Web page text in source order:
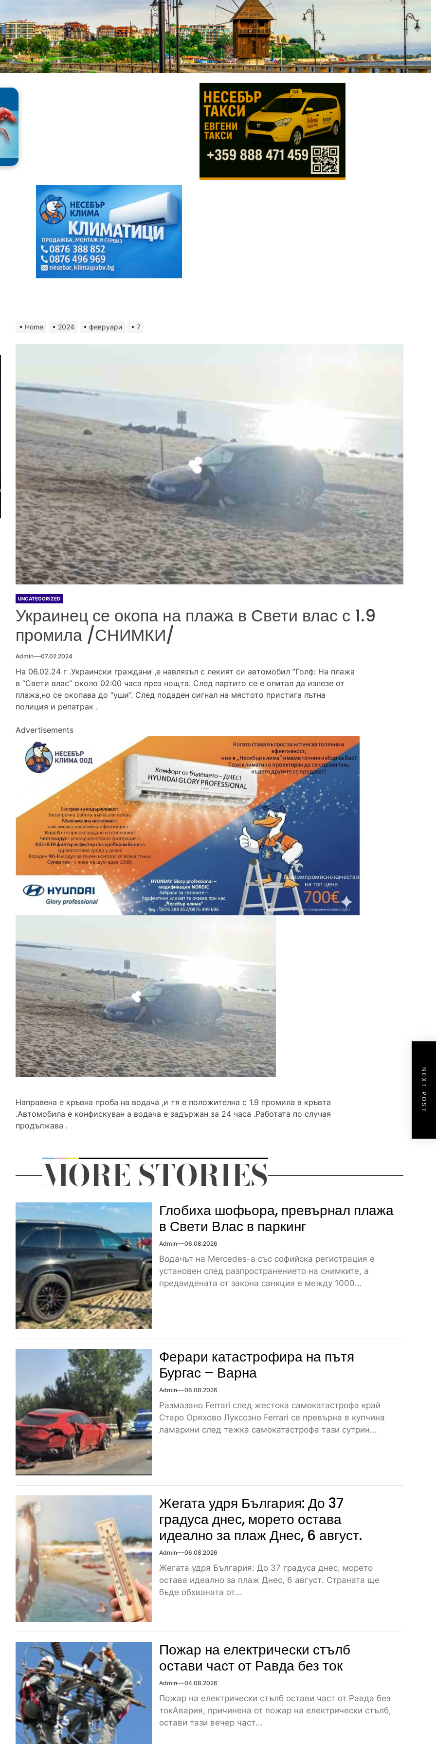
Home 2024 февруари 7
UNCATEGORIZED
Украинец се окопа на плажа в Свети влас с 1.9
промила /СНИМКИ/
Admin 07.02.2024
На 06.02.24 г .Украински граждани ,е навлязъл с лекият си автомобил “Голф: На плажа
в “Свети влас” около 02:00 часа през нощта. След партито се е опитал да излезе от
плажа,но се окопава до “уши”. След подаден сигнал на мястото пристига пътна
полиция и репатрак .
Advertisements
Направена е кръвна проба на водача ,и тя е положителна с 1.9 промила в кръвта
.Автомобила е конфискуван а водача е задържан за 24 часа .Работата по случая
продължава .
NEXT POST
MORE STORIES
Глобиха шофьора, превърнал плажа
в Свети Влас в паркинг
Admin 06.08.2026
Водачът на Mercedes-а със софийска регистрация е
установен след разпространението на снимките, а
предвидената от закона санкция е между 1000...
Ферари катастрофира на пътя
Бургас – Варна
Admin 06.08.2026
Размазано Ferrari след жестока самокатастрофа край
Старо Оряхово Луксозно Ferrari се превърна в купчина
ламарини след тежка самокатастрофа тази сутрин...
Жегата удря България: До 37
градуса днес, морето остава
идеално за плаж Днес, 6 август.
Admin 06.08.2026
Жегата удря България: До 37 градуса днес, морето
остава идеално за плаж Днес, 6 август. Страната ще
бъде обхваната от...
Пожар на електрически стълб
остави част от Равда без ток
Admin 04.08.2026
Пожар на електрически стълб остави част от Равда без
токАвария, причинена от пожар на електрически стълб,
остави тази вечер част...